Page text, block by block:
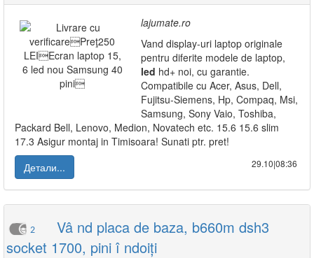
lajumate.ro
Vand display-uri laptop originale
pentru diferite modele de laptop,
led hd+ noi, cu garantie.
Compatibile cu Acer, Asus, Dell,
Fujitsu-Siemens, Hp, Compaq, Msi,
Samsung, Sony Vaio, Toshiba,
Packard Bell, Lenovo, Medion, Novatech etc. 15.6 15.6 slim
17.3 Asigur montaj in Timisoara! Sunati ptr. pret!
Детали...
29.10|08:36
2
Vâ nd placa de baza, b660m dsh3
socket 1700, pini î ndoiți